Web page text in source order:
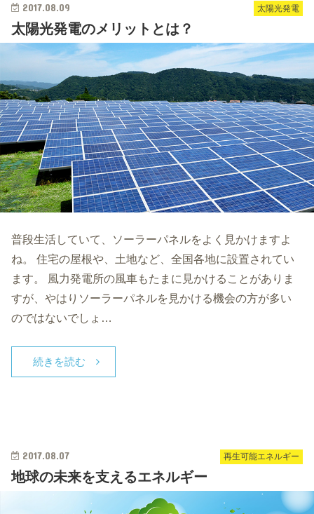
2017.08.09 太陽光発電
太陽光発電のメリットとは？
普段生活していて、ソーラーパネルをよく見かけますよ
ね。 住宅の屋根や、土地など、全国各地に設置されてい
ます。 風力発電所の風車もたまに見かけることがありま
すが、やはりソーラーパネルを見かける機会の方が多い
のではないでしょ…
続きを読む
2017.08.07 再生可能エネルギー
地球の未来を支えるエネルギー